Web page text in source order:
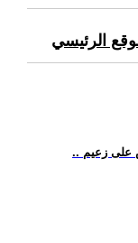
الرئيسي
على زعيم